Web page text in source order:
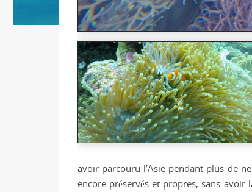
avoir parcouru l’Asie pendant plus de
encore préservés et propres, sans